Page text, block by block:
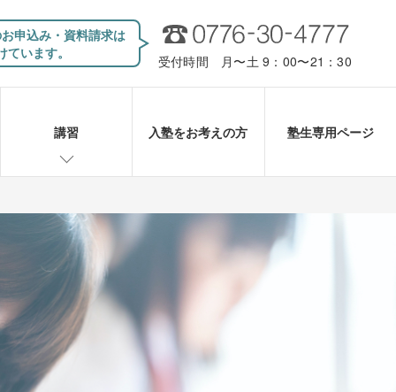
申込み・資料請求は
います。
受付時間 月〜土 9：00〜21：30
講習 入塾をお考えの方 塾生専用ページ